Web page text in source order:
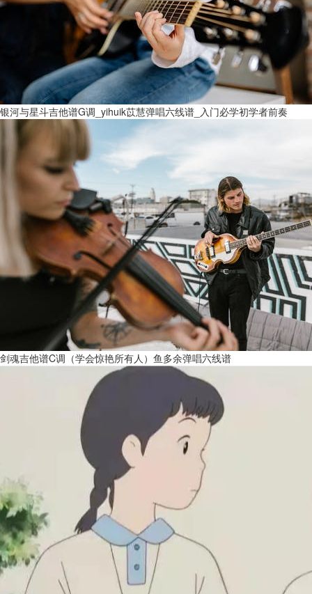
银河与星斗吉他谱G调_yihuik苡慧弹唱六线谱_入门必学初学者前奏
剑魂吉他谱C调（学会惊艳所有人）鱼多余弹唱六线谱